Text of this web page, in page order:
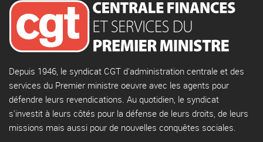
Depuis 1946, le syndicat CGT d'administration centrale et des
services du Premier ministre oeuvre avec les agents pour
défendre leurs revendications. Au quotidien, le syndicat
s'investit à leurs côtés pour la défense de leurs droits, de leurs
missions mais aussi pour de nouvelles conquêtes sociales.